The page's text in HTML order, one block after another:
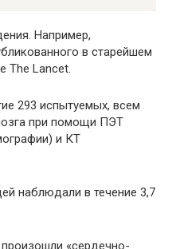
Например,
в старейшем
The Lancet.
293 испытуемых, всем
при помощи ПЭТ
и КТ
наблюдали в течение 3,7
«сердечно-